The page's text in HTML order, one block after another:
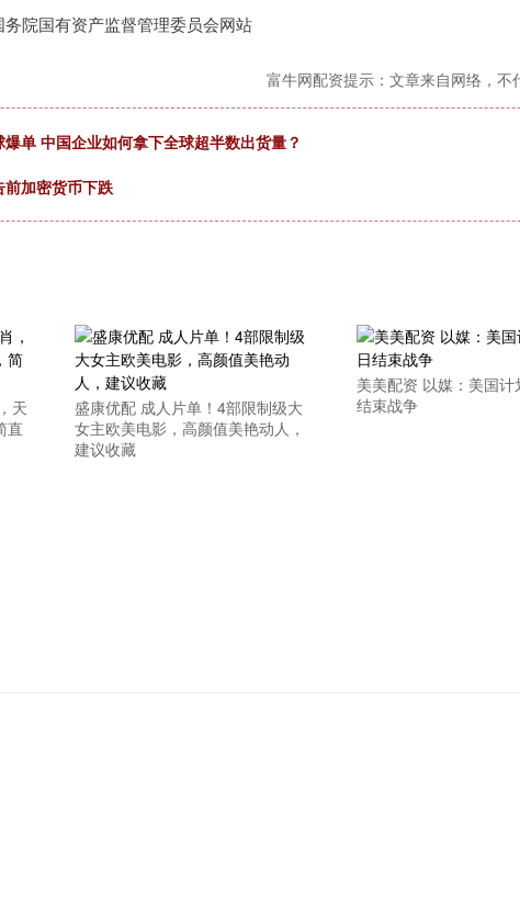
院国有资产监督管理委员会网站
富牛网配资提示：文章来自网络，不
单 中国企业如何拿下全球超半数出货量？
加密货币下跌
天
直
盛康优配 成人片单！4部限制级大
女主欧美电影，高颜值美艳动人，
建议收藏
美美配资 以媒：美国计
结束战争
200.89 1.42%